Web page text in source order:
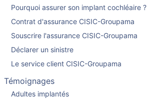
Pourquoi assurer son implant cochléaire ?
Contrat d'assurance CISIC-Groupama
Souscrire l'assurance CISIC-Groupama
Déclarer un sinistre
Le service client CISIC-Groupama
Témoignages
Adultes implantés